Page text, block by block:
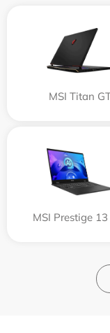
MSI Titan
MSI Prestige